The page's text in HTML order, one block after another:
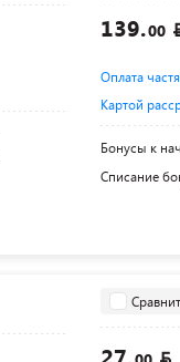
139.00
Оплата
Картой
Бонусы к
Списание